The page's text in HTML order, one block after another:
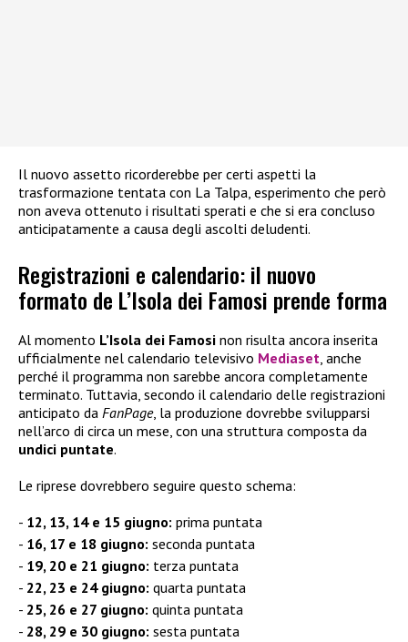
Il nuovo assetto ricorderebbe per certi aspetti la
trasformazione tentata con La Talpa, esperimento che però
non aveva ottenuto i risultati sperati e che si era concluso
anticipatamente a causa degli ascolti deludenti.
Registrazioni e calendario: il nuovo
formato de L’Isola dei Famosi prende forma
Al momento L’Isola dei Famosi non risulta ancora inserita
ufficialmente nel calendario televisivo Mediaset, anche
perché il programma non sarebbe ancora completamente
terminato. Tuttavia, secondo il calendario delle registrazioni
anticipato da FanPage, la produzione dovrebbe svilupparsi
nell’arco di circa un mese, con una struttura composta da
undici puntate.
Le riprese dovrebbero seguire questo schema:
12, 13, 14 e 15 giugno: prima puntata
16, 17 e 18 giugno: seconda puntata
19, 20 e 21 giugno: terza puntata
22, 23 e 24 giugno: quarta puntata
25, 26 e 27 giugno: quinta puntata
28, 29 e 30 giugno: sesta puntata